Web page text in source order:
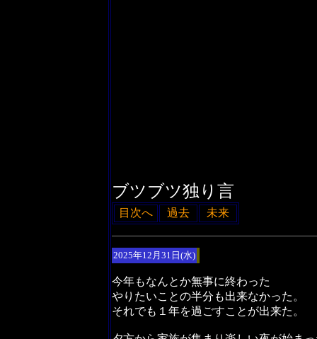
ブツブツ独り言
目次へ 過去 未来
2025年12月31日(水)
今年もなんとか無事に終わった
やりたいことの半分も出来なかった。
それでも１年を過ごすことが出来た。